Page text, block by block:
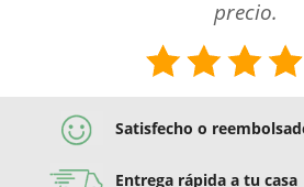
precio.
Satisfecho o
Entrega rápida a tu casa